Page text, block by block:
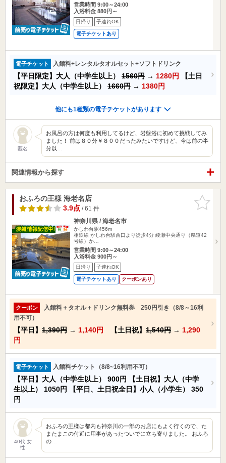
営業時間 9:00～24:00
入浴料金 880円～
日帰り 子連れOK
電子チケットあり
電子チケット 入館料+レンタルタオルセット+ソフトドリンク
【平日限定】大人（中学生以上） 1560円 → 1280円
【土日
祝限定】大人（中学生以上） 1660円 → 1380円
他にも1種類の電子チケットがあります
匿名
お風呂の方は何度も利用してるけど、岩盤浴に初めて挑戦してみ
ました！ 前は８０分￥８００だったみたいですけど、今は前の半
分以…
関連情報から探す
お気に入
りに追加
おふろの王様 海老名店
3.9点/ 61 件
神奈川県 / 海老名市
かしわ台駅456m
相鉄線 かしわ台駅西口より徒歩4分 綾瀬中央通り（県道42
号線）か…
営業時間 9:00～24:00
入浴料金 900円～
日帰り 子連れOK
電子チケットあり クーポンあり
クーポン
入館料＋タオル＋ドリンク無料券 250円引き（8/8～16利
用不可）
【平日】 1,390円 → 1,140円 【土日祝】 1,540円 → 1,290
円
電子チケット 入館料チケット（8/8~16利用不可）
【平日】大人（中学生以上） 900円
【土日祝】大人（中学
生以上） 1050円 【平日、土日祝全日】小人（小学生） 350
円
40代 女
性
おふろの王様は都内も神奈川の一部のお店にもよく行くので、た
またまこの付近に用事があったついでに立ち寄りました。 おふろ
の…